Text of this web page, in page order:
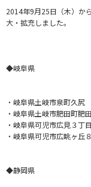
2014年9月25日（木）か
大・拡充しました。
◆岐阜県
・岐阜県土岐市泉町久
・岐阜県土岐市肥田町
・岐阜県可児市広見３
・岐阜県可児市広眺ヶ
◆静岡県